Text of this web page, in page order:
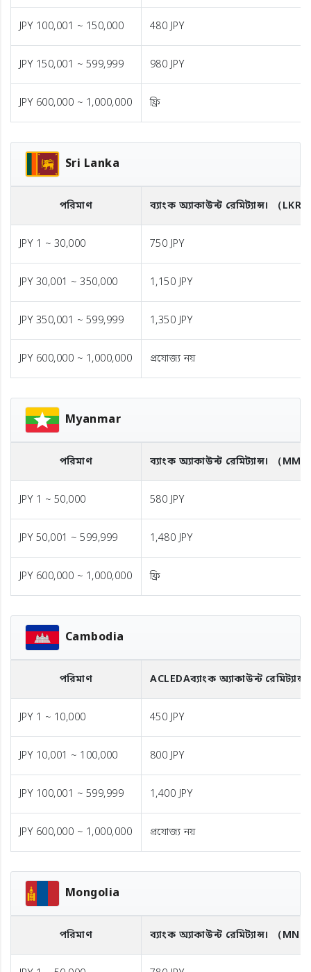
JPY 100,001 ~ 150,000 480 JPY
JPY 150,001 ~ 599,999 980 JPY
JPY 600,000 ~ 1,000,000 ফ্রি
Sri Lanka
পরিমাণ ব্যাংক অ্যাকাউন্ট রেমিট্যান্স। （LKR）
JPY 1 ~ 30,000 750 JPY
JPY 30,001 ~ 350,000 1,150 JPY
JPY 350,001 ~ 599,999 1,350 JPY
JPY 600,000 ~ 1,000,000 প্রযোজ্য নয়
Myanmar
পরিমাণ ব্যাংক অ্যাকাউন্ট রেমিট্যান্স। （MMK
JPY 1 ~ 50,000 580 JPY
JPY 50,001 ~ 599,999 1,480 JPY
JPY 600,000 ~ 1,000,000 ফ্রি
Cambodia
পরিমাণ ACLEDAব্যাংক অ্যাকাউন্ট
JPY 1 ~ 10,000 450 JPY
JPY 10,001 ~ 100,000 800 JPY
JPY 100,001 ~ 599,999 1,400 JPY
JPY 600,000 ~ 1,000,000 প্রযোজ্য নয়
Mongolia
পরিমাণ ব্যাংক অ্যাকাউন্ট রেমিট্যান্স। （MNT